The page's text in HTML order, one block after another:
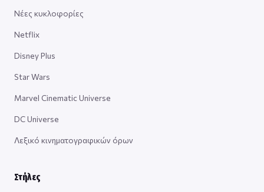
Νέες κυκλοφορίες
Netflix
Disney Plus
Star Wars
Marvel Cinematic Universe
DC Universe
Λεξικό κινηματογραφικών όρων
Στήλες